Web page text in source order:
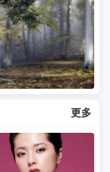
更多